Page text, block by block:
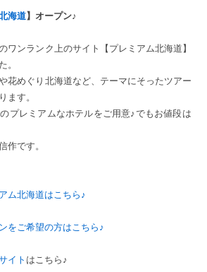
海道】オープン♪
ワンランク上のサイト【プレミアム北海道】
。
花めぐり北海道など、テーマにそったツアー
ます。
プレミアムなホテルをご用意♪でもお値段は
作です。
ム北海道はこちら♪
をご希望の方はこちら♪
イト はこちら♪